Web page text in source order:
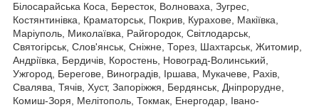
Білосарайська Коса, Бересток, Волноваха, Зугрес,
Костянтинівка, Краматорськ, Покрив, Курахове, Макіївка,
Маріуполь, Миколаївка, Райгородок, Світлодарськ,
Святогірськ, Слов'янськ, Сніжне, Торез, Шахтарськ, Житомир,
Андріївка, Бердичів, Коростень, Новоград-Волинський,
Ужгород, Берегове, Виноградів, Іршава, Мукачеве, Рахів,
Свалява, Тячів, Хуст, Запоріжжя, Бердянськ, Дніпрорудне,
Комиш-Зоря, Мелітополь, Токмак, Енергодар, Івано-